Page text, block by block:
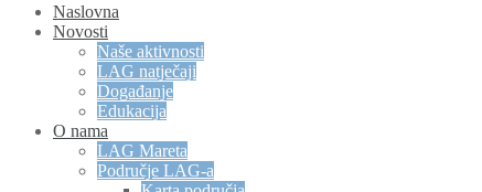
Naslovna
Novosti
Naše aktivnosti
LAG natječaji
Događanje
Edukacija
O nama
LAG Mareta
Područje LAG-a